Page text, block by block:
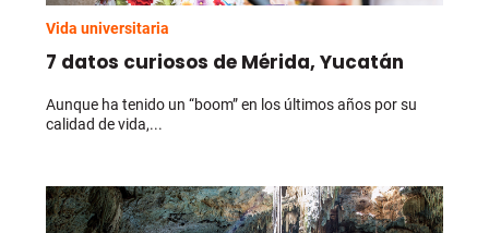
Vida universitaria
7 datos curiosos de Mérida, Yucatán
Aunque ha tenido un “boom” en los últimos años por su
calidad de vida,...